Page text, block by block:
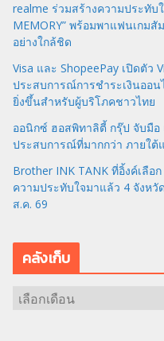
realme ร่วมสร้างความประทับ
MEMORY” พร้อมพาแฟนเกม
อย่างใกล้ชิด
Visa และ ShopeePay เปิดตัว
ประสบการณ์การชำระเงินออ
ยิ่งขึ้นสำหรับผู้บริโภคชาวไทย
ออนิกซ์ ฮอสพิทาลิตี้ กรุ๊ป จับมือ
ประสบการณ์ที่มากกว่า ภายใต้
Brother INK TANK ที่อิ้งค์เลือ
ความประทับใจมาแล้ว 4 จังห
ส.ค. 69
คลังเก็บ